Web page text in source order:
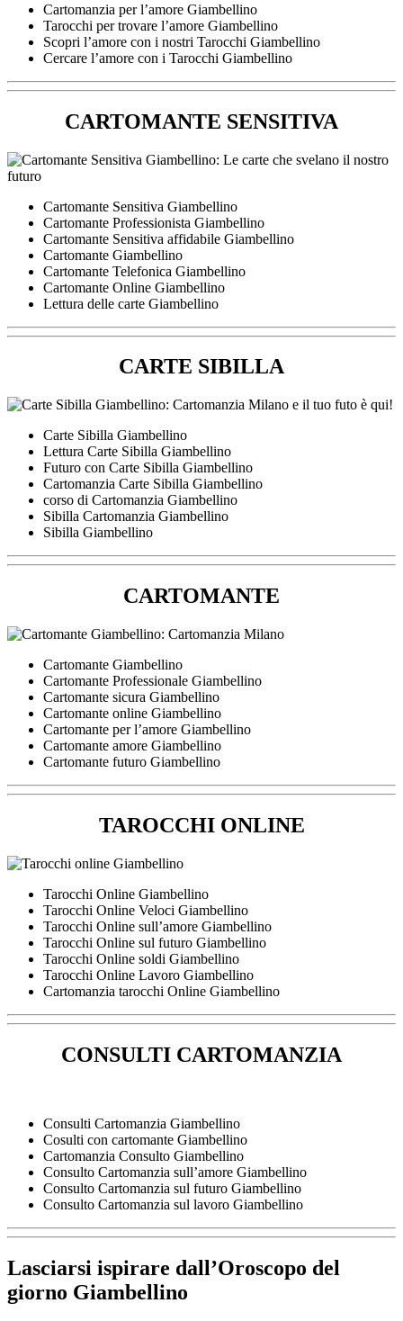
Cartomanzia per l’amore Giambellino
Tarocchi per trovare l’amore Giambellino
Scopri l’amore con i nostri Tarocchi Giambellino
Cercare l’amore con i Tarocchi Giambellino
CARTOMANTE SENSITIVA
Cartomante Sensitiva Giambellino
Cartomante Professionista Giambellino
Cartomante Sensitiva affidabile Giambellino
Cartomante Giambellino
Cartomante Telefonica Giambellino
Cartomante Online Giambellino
Lettura delle carte Giambellino
CARTE SIBILLA
Carte Sibilla Giambellino
Lettura Carte Sibilla Giambellino
Futuro con Carte Sibilla Giambellino
Cartomanzia Carte Sibilla Giambellino
corso di Cartomanzia Giambellino
Sibilla Cartomanzia Giambellino
Sibilla Giambellino
CARTOMANTE
Cartomante Giambellino
Cartomante Professionale Giambellino
Cartomante sicura Giambellino
Cartomante online Giambellino
Cartomante per l’amore Giambellino
Cartomante amore Giambellino
Cartomante futuro Giambellino
TAROCCHI ONLINE
Tarocchi Online Giambellino
Tarocchi Online Veloci Giambellino
Tarocchi Online sull’amore Giambellino
Tarocchi Online sul futuro Giambellino
Tarocchi Online soldi Giambellino
Tarocchi Online Lavoro Giambellino
Cartomanzia tarocchi Online Giambellino
CONSULTI CARTOMANZIA
Consulti Cartomanzia Giambellino
Cosulti con cartomante Giambellino
Cartomanzia Consulto Giambellino
Consulto Cartomanzia sull’amore Giambellino
Consulto Cartomanzia sul futuro Giambellino
Consulto Cartomanzia sul lavoro Giambellino
Lasciarsi ispirare dall’Oroscopo del
giorno Giambellino